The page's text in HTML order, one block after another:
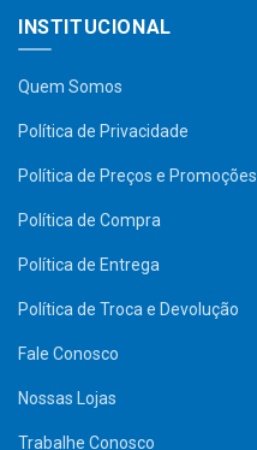
INSTITUCIONAL
Quem Somos
Política de Privacidade
Política de Preços e Promoções
Política de Compra
Política de Entrega
Política de Troca e Devolução
Fale Conosco
Nossas Lojas
Trabalhe Conosco